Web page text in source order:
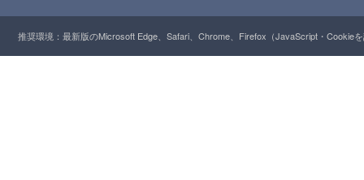
推奨環境：最新版のMicrosoft Edge、Safari、Chrome、Firefox（JavaScript・Cookie